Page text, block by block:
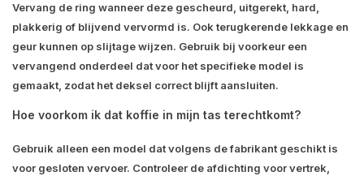
Vervang de ring wanneer deze gescheurd, uitgerekt, hard,
plakkerig of blijvend vervormd is. Ook terugkerende lekkage en
geur kunnen op slijtage wijzen. Gebruik bij voorkeur een
vervangend onderdeel dat voor het specifieke model is
gemaakt, zodat het deksel correct blijft aansluiten.
Hoe voorkom ik dat koffie in mijn tas terechtkomt?
Gebruik alleen een model dat volgens de fabrikant geschikt is
voor gesloten vervoer. Controleer de afdichting voor vertrek,